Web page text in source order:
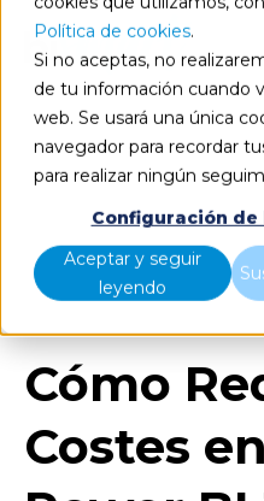
Política de cookies.
Si no aceptas, no
de tu información cuando
web. Se usará una única
navegador para recordar
para realizar ningún
Configuración de
Aceptar y seguir
leyendo
Cómo Reducir Costes en
Subida de Precios
Cómo
Costes